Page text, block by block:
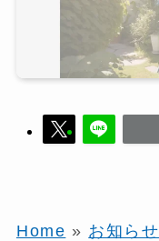
Home » お知らせ